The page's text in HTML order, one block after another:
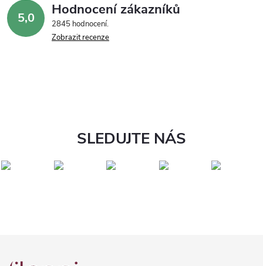
5,0 Hodnocení zákazníků
2845 hodnocení
Zobrazit recenze
SLEDUJTE NÁS